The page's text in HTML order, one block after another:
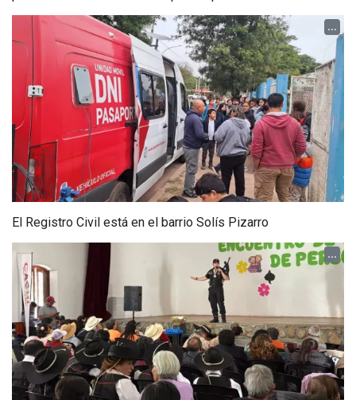
...
El Registro Civil está en el barrio Solís Pizarro
...